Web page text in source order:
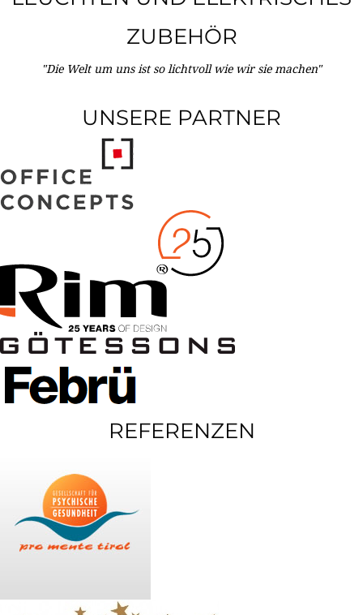
ZUBEHÖR
"Die Welt um uns ist so lichtvoll wie wir sie machen"
UNSERE PARTNER
REFERENZEN